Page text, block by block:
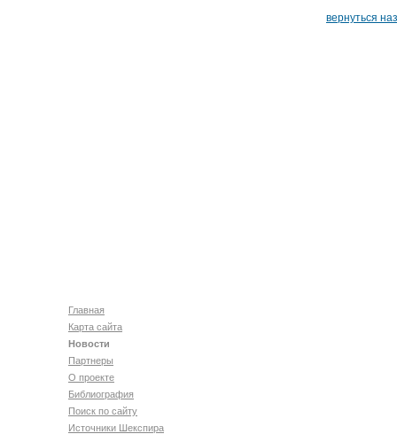
вернуться
Главная
Карта сайта
Новости
Партнеры
О проекте
Библиография
Поиск по сайту
Источники Шекспира